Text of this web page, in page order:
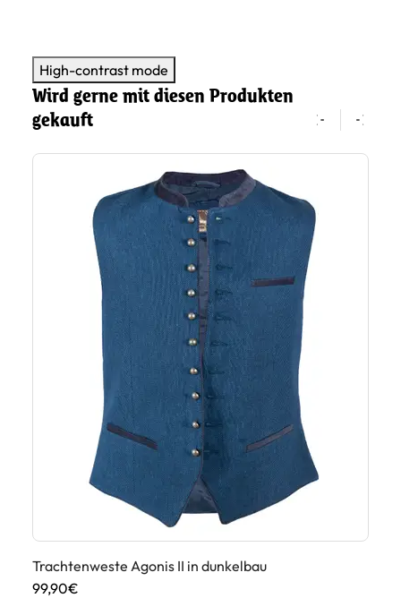
High-contrast mode
Wird gerne mit diesen Produkten
gekauft
Trachtenweste Agonis II in dunkelbau
99,90€